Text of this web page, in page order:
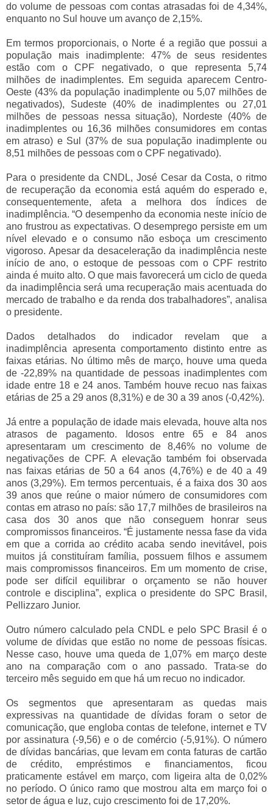
do volume de pessoas com contas atrasadas foi de 4,34%,
enquanto no Sul houve um avanço de 2,15%.
Em termos proporcionais, o Norte é a região que possui a
população mais inadimplente: 47% de seus residentes
estão com o CPF negativado, o que representa 5,74
milhões de inadimplentes. Em seguida aparecem Centro-
Oeste (43% da população inadimplente ou 5,07 milhões de
negativados), Sudeste (40% de inadimplentes ou 27,01
milhões de pessoas nessa situação), Nordeste (40% de
inadimplentes ou 16,36 milhões consumidores em contas
em atraso) e Sul (37% de sua população inadimplente ou
8,51 milhões de pessoas com o CPF negativado).
Para o presidente da CNDL, José Cesar da Costa, o ritmo
de recuperação da economia está aquém do esperado e,
consequentemente, afeta a melhora dos índices de
inadimplência. “O desempenho da economia neste início de
ano frustrou as expectativas. O desemprego persiste em um
nível elevado e o consumo não esboça um crescimento
vigoroso. Apesar da desaceleração da inadimplência neste
início de ano, o estoque de pessoas com o CPF restrito
ainda é muito alto. O que mais favorecerá um ciclo de queda
da inadimplência será uma recuperação mais acentuada do
mercado de trabalho e da renda dos trabalhadores”, analisa
o presidente.
Dados detalhados do indicador revelam que a
inadimplência apresenta comportamento distinto entre as
faixas etárias. No último mês de março, houve uma queda
de -22,89% na quantidade de pessoas inadimplentes com
idade entre 18 e 24 anos. Também houve recuo nas faixas
etárias de 25 a 29 anos (8,31%) e de 30 a 39 anos (-0,42%).
Já entre a população de idade mais elevada, houve alta nos
atrasos de pagamento. Idosos entre 65 e 84 anos
apresentaram um crescimento de 8,46% no volume de
negativações de CPF. A elevação também foi observada
nas faixas etárias de 50 a 64 anos (4,76%) e de 40 a 49
anos (3,29%). Em termos percentuais, é a faixa dos 30 aos
39 anos que reúne o maior número de consumidores com
contas em atraso no país: são 17,7 milhões de brasileiros na
casa dos 30 anos que não conseguem honrar seus
compromissos financeiros. “É justamente nessa fase da vida
em que a corrida ao crédito acaba sendo inevitável, pois
muitos já constituíram família, possuem filhos e assumem
mais compromissos financeiros. Em um momento de crise,
pode ser difícil equilibrar o orçamento se não houver
controle e disciplina”, explica o presidente do SPC Brasil,
Pellizzaro Junior.
Outro número calculado pela CNDL e pelo SPC Brasil é o
volume de dívidas que estão no nome de pessoas físicas.
Nesse caso, houve uma queda de 1,07% em março deste
ano na comparação com o ano passado. Trata-se do
terceiro mês seguido em que há um recuo no indicador.
Os segmentos que apresentaram as quedas mais
expressivas na quantidade de dívidas foram o setor de
comunicação, que engloba contas de telefone, internet e TV
por assinatura (-9,56) e o de comércio (-5,91%). O número
de dívidas bancárias, que levam em conta faturas de cartão
de crédito, empréstimos e financiamentos, ficou
praticamente estável em março, com ligeira alta de 0,02%
no período. O único ramo que mostrou alta em março foi o
setor de água e luz, cujo crescimento foi de 17,20%.